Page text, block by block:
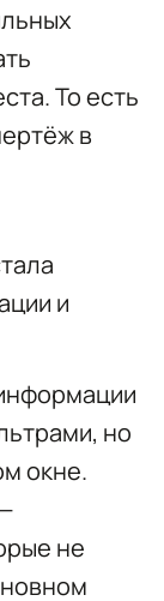
То есть
в
и
но
окне.
не